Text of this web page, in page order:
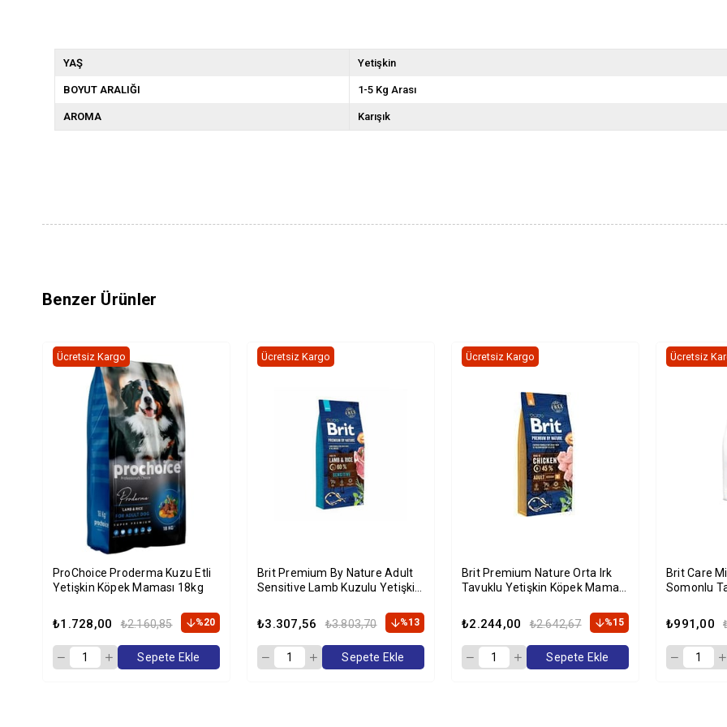
YAŞ Yetişkin
BOYUT ARALIĞI 1-5 Kg Arası
AROMA Karışık
Benzer Ürünler
ProChoice Proderma Kuzu Etli
Yetişkin Köpek Maması 18kg
₺1.728,00 ₺2.160,85 %20
Ücretsiz Kargo
Sepete Ekle
Brit Premium By Nature Adult
Sensitive Lamb Kuzulu Yetişkin
₺3.307,56 ₺3.803,70 %13
Ücretsiz Kargo
Sepete Ekle
Brit Premium Nature Orta Irk
Tavuklu Yetişkin Köpek Maması
₺2.244,00 ₺2.642,67 %15
Ücretsiz Kargo
Sepete Ekle
Brit Care
Somonlu
₺991,00
Ücretsiz